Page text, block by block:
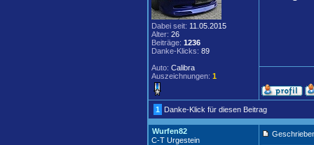
Dabei seit: 11.05.2015
Alter: 26
Beiträge: 1236
Danke-Klicks: 89
Auto: Calibra
Auszeichnungen: 1
1 Danke-Klick für diesen Beitrag
Wurfen82
C-T Urgestein